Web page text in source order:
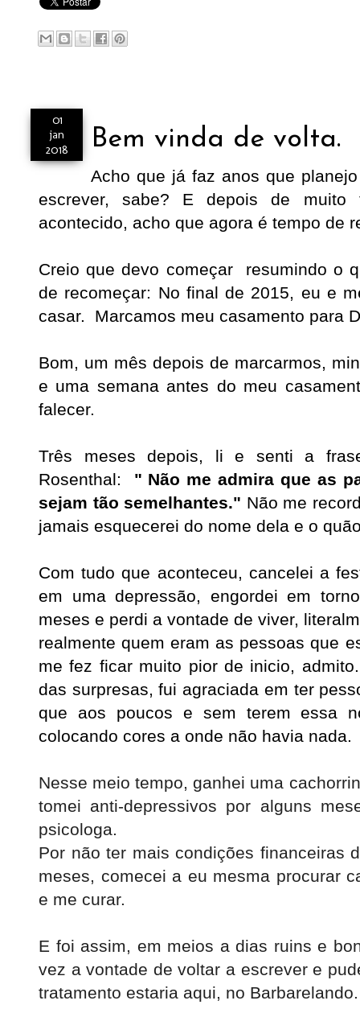
01
jan
2018
Bem vinda de volta.
Acho que já faz anos que
escrever, sabe? E depois de
acontecido, acho que agora é tempo de
Creio que devo começar resumindo o
de recomeçar: No final de 2015, eu e
casar. Marcamos meu casamento para
Bom, um mês depois de marcarmos,
e uma semana antes do meu
falecer.
Três meses depois, li e senti a
Rosenthal: " Não me admira que as
sejam tão semelhantes." Não me
jamais esquecerei do nome dela e o
Com tudo que aconteceu, cancelei a
em uma depressão, engordei em
meses e perdi a vontade de viver,
realmente quem eram as pessoas que
me fez ficar muito pior de inicio,
das surpresas, fui agraciada em ter
que aos poucos e sem terem essa
colocando cores a onde não havia nada.
Nesse meio tempo, ganhei uma
tomei anti-depressivos por alguns
psicologa.
Por não ter mais condições financeiras
meses, comecei a eu mesma procurar
e me curar.
E foi assim, em meios a dias ruins e
vez a vontade de voltar a escrever e
tratamento estaria aqui, no